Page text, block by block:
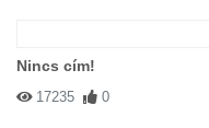
Nincs cím!
17235 0